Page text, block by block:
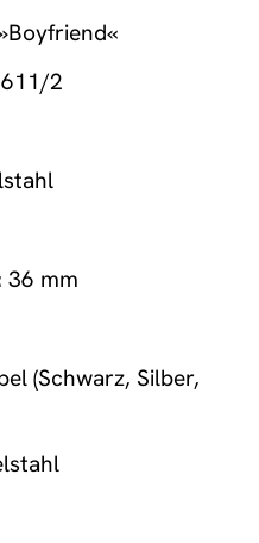
2
36 mm
(Schwarz, Silber,